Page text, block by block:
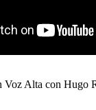
Voz Alta con Hugo